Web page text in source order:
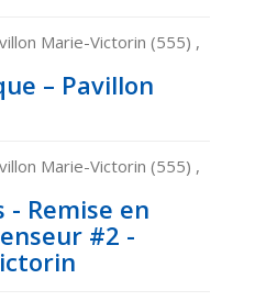
Marie-Victorin (555) ,
– Pavillon
Marie-Victorin (555) ,
- Remise en
#2 -